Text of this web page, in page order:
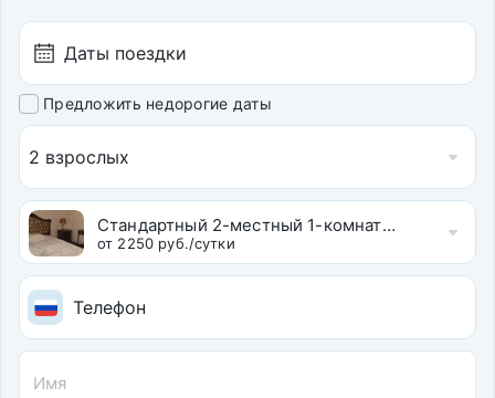
Предложить недорогие даты
2 взрослых
Стандартный 2-местный 1-комнатный
от 2250 руб./сутки